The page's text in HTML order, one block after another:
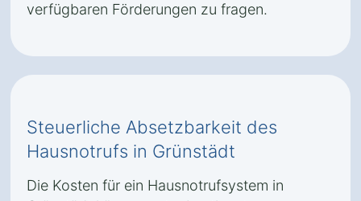
verfügbaren Förderungen zu fragen.
Steuerliche Absetzbarkeit des
Hausnotrufs in Grünstädt
Die Kosten für ein Hausnotrufsystem in